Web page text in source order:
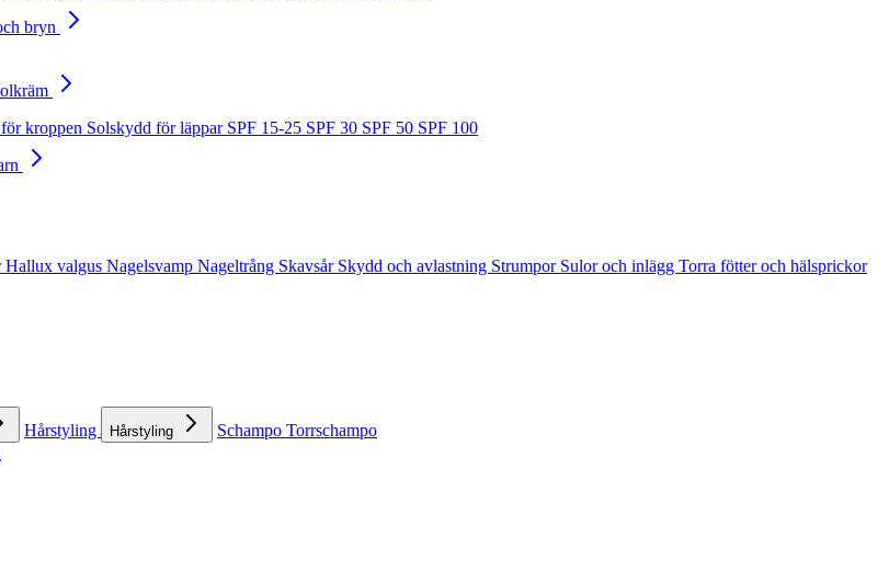
bryn
kroppen Solskydd för läppar SPF 15-25 SPF 30 SPF 50 SPF 100
Hallux valgus Nagelsvamp Nageltrång Skavsår Skydd och avlastning Strumpor Sulor och inlägg Torra fötter och hälsprickor
Hårstyling Hårstyling Schampo Torrschampo